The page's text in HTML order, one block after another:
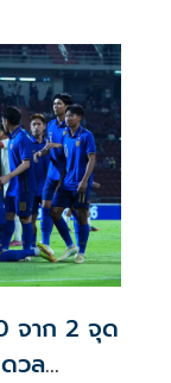
จาก 2 จุด
วล